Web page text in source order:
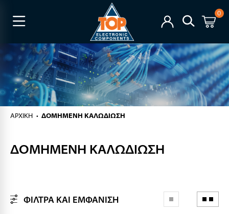
0
ΑΡΧΙΚΉ ΔΟΜΗΜΕΝΗ ΚΑΛΩΔΙΩΣΗ
ΔΟΜΗΜΕΝΗ ΚΑΛΩΔΙΩΣΗ
ΦΙΛΤΡΑ ΚΑΙ ΕΜΦΑΝΙΣΗ